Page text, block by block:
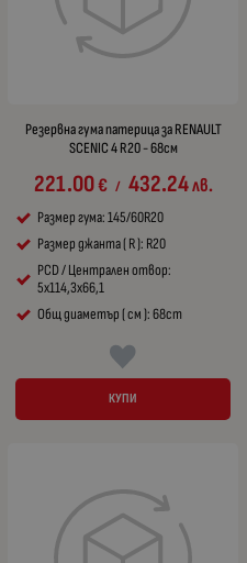
Резервна гума патерица за RENAULT
SCENIC 4 R20 - 68см
221.00€ / 432.24лв.
Размер гума: 145/60R20
Размер джанта ( R ): R20
PCD / Централен отвор:
5x114,3x66,1
Общ диаметър ( см ): 68cm
КУПИ